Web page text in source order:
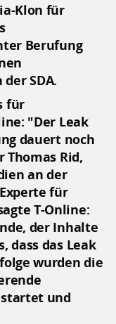
Klon für
Berufung
SDA.
für
"Der Leak
dauert noch
Rid,
an der
für
T-Online:
der Inhalte
dass das Leak
wurden die
und